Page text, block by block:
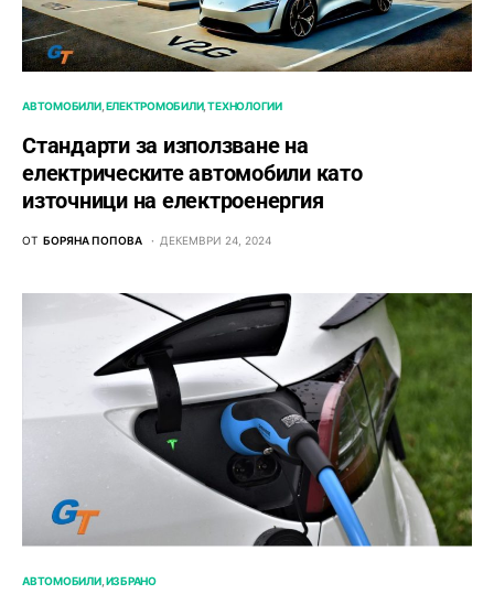
АВТОМОБИЛИ ЕЛЕКТРОМОБИЛИ ТЕХНОЛОГИИ
Стандарти за използване на
електрическите автомобили като
източници на електроенергия
ОТ БОРЯНА ПОПОВА ДЕКЕМВРИ 24, 2024
АВТОМОБИЛИ ИЗБРАНО